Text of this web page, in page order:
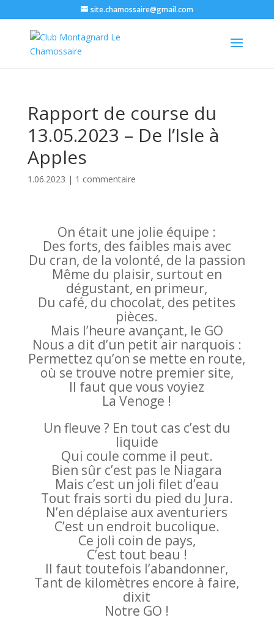
site.chamossaire@gmail.com
Rapport de course du
13.05.2023 – De l’Isle à
Apples
1.06.2023 | 1 commentaire
On était une jolie équipe :
Des forts, des faibles mais avec
Du cran, de la volonté, de la passion
Même du plaisir, surtout en
dégustant, en primeur,
Du café, du chocolat, des petites
pièces.
Mais l’heure avançant, le GO
Nous a dit d’un petit air narquois :
Permettez qu’on se mette en route,
où se trouve notre premier site,
Il faut que vous voyiez
La Venoge !
Un fleuve ? En tout cas c’est du
liquide
Qui coule comme il peut.
Bien sûr c’est pas le Niagara
Mais c’est un joli filet d’eau
Tout frais sorti du pied du Jura.
N’en déplaise aux aventuriers
C’est un endroit bucolique.
Ce joli coin de pays,
C’est tout beau !
Il faut toutefois l’abandonner,
Tant de kilomètres encore à faire,
dixit
Notre GO !